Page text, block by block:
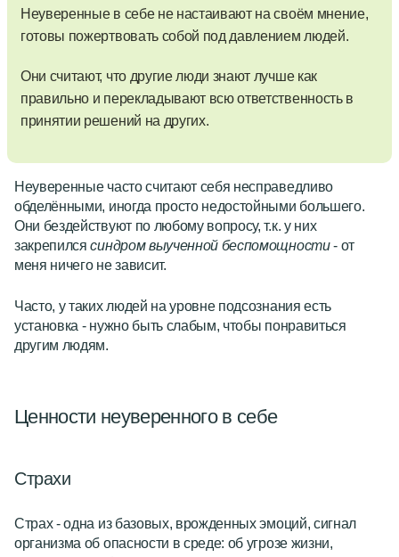
Неуверенные в себе не настаивают на своём мнение,
готовы пожертвовать собой под давлением людей.
Они считают, что другие люди знают лучше как
правильно и перекладывают всю ответственность в
принятии решений на других.
Неуверенные часто считают себя несправедливо
обделёнными, иногда просто недостойными большего.
Они бездействуют по любому вопросу, т.к. у них
закрепилсясиндром выученной беспомощности- от
меня ничего не зависит.
Часто, у таких людей на уровне подсознания есть
установка - нужно быть слабым, чтобы понравиться
другим людям.
Ценности неуверенного в себе
Страхи
Страх- одна из базовых, врожденных эмоций, сигнал
организма об опасности в среде: об угрозе жизни,